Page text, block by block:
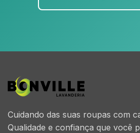
Cuidando das suas roupas com
Qualidade e confiança que você